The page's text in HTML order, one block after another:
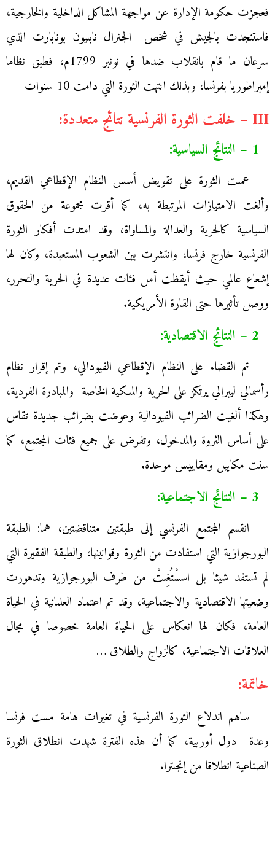
فعجزت حكومة الإدارة عن مواجهة المشاكل الداخلية والخارجية،
فاستنجدت بالجيش في شخص الجنرال نابليون بونابارت الذي
سرعان ما قام بانقلاب ضدها في نونبر 1799م، فطبق نظاما
إمبراطوريا بفرنسا، وبذلك انتهت الثورة التي دامت 10 سنوات
III – خلفت الثورة الفرنسية نتائج متعددة:
1 – النتائج السياسية:
عملت الثورة على تقويض أسس النظام الإقطاعي القديم،
وألغت الامتيازات المرتبطة به، كما أقرت مجموعة من الحقوق
السياسية كالحرية والعدالة والمساواة، وقد امتدت أفكار الثورة
الفرنسية خارج فرنسا، وانتشرت بين الشعوب المستعبدة، وكان لها
إشعاع عالمي حيث أيقظت أمل فئات عديدة في الحرية والتحرر،
ووصل تأثيرها حتى القارة الأمريكية.
2 – النتائج الاقتصادية:
تم القضاء على النظام الإقطاعي الفيودالي، وتم إقرار نظام
رأسمالي ليبرالي يرتكز على الحرية والملكية الخاصة والمبادرة الفردية،
وهكذا ألغيت الضرائب الفيودالية وعوضت بضرائب جديدة تقاس
على أساس الثروة والمدخول، وتفرض على جميع فئات المجتمع، كما
سنت مكاييل ومقاييس موحدة.
3 – النتائج الاجتماعية:
انقسم المجتمع الفرنسي إلى طبقتين متناقضتين، هما: الطبقة
البورجوازية التي استفادت من الثورة وقوانينها، والطبقة الفقيرة التي
لم تستفد شيئا بل اسسْتُغِلتْ من طرف البورجوازية وتدهورت
وضعيتها الاقتصادية والاجتماعية، وقد تم اعتماد العلمانية في الحياة
العامة، فكان لها انعكاس على الحياة العامة خصوصا في مجال
العلاقات الاجتماعية، كالزواج والطلاق …
خاتمة:
ساهم اندلاع الثورة الفرنسية في تغيرات هامة مست فرنسا
وعدة دول أوربية، كما أن هذه الفترة شهدت انطلاق الثورة
الصناعية انطلاقا من إنجلترا.